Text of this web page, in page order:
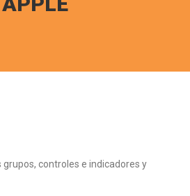
controles e indicadores y